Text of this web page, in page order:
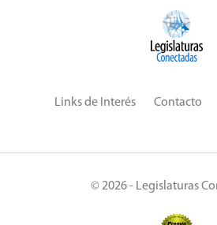
Links de Interés Contacto
© 2026 - Legislaturas